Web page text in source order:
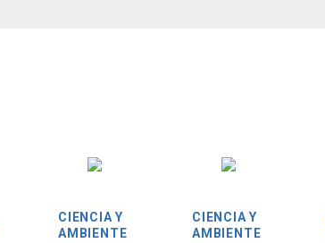
CIENCIA Y
AMBIENTE
CIENCIA Y
AMBIENTE